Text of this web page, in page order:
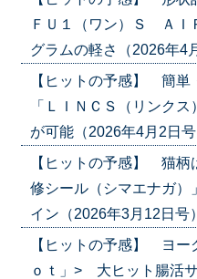
ＦＵ１（ワン）Ｓ ＡＩ
グラムの軽さ（2026年4
【ヒットの予感】 簡
「ＬＩＮＣＳ（リンク
が可能（2026年4月2日
【ヒットの予感】 猫柄
修シール（シマエナガ
イン（2026年3月12日号
【ヒットの予感】 ヨ
ｏｔ」> 大ヒット腸活